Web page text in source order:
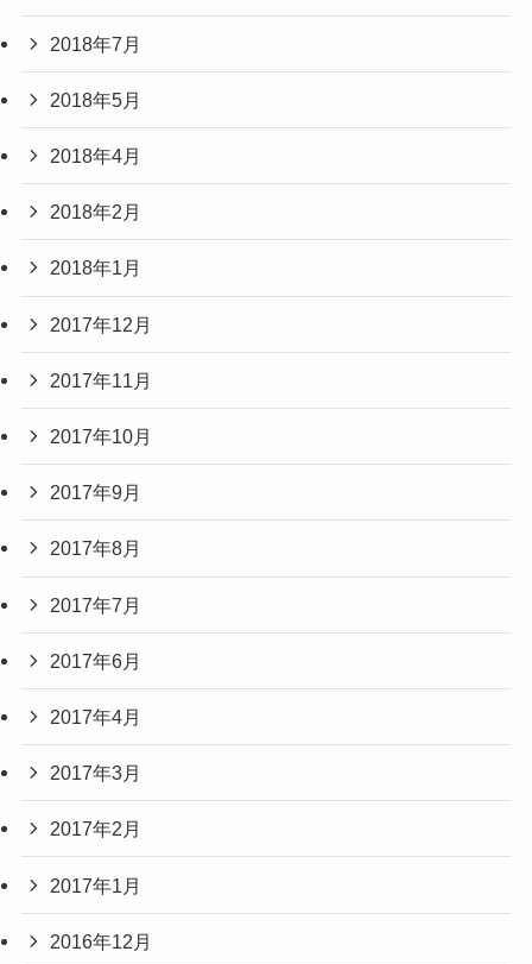
2018年7月
2018年5月
2018年4月
2018年2月
2018年1月
2017年12月
2017年11月
2017年10月
2017年9月
2017年8月
2017年7月
2017年6月
2017年4月
2017年3月
2017年2月
2017年1月
2016年12月